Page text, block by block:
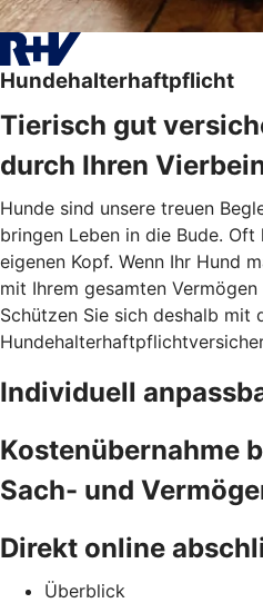
Hundehalterhaftpflicht
Tierisch gut
durch Ihren
Hunde sind unsere treuen
bringen Leben in die Bude.
eigenen Kopf. Wenn Ihr Hund
mit Ihrem gesamten
Schützen Sie sich deshalb mit
Individuell
Kostenübernahme
Sach- und
Direkt online
Überblick